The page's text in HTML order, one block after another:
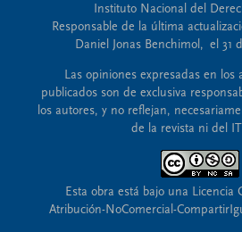
Instituto Nacional del
Responsable de la última
Daniel Jonas Benchimol, el 31
Las opiniones expresadas en los
publicados son de exclusiva
los autores, y no reflejan,
de la revista ni del
Esta obra está bajo una Licencia
Atribución-NoComercial-